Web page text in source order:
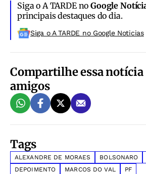
Siga o A TARDE noGoogle
principais destaques do dia.
Siga o A TARDE no Google Noticias
Compartilhe essa notícia
amigos
Tags
ALEXANDRE DE MORAES BOLSONARO
DEPOIMENTO
MARCOS DO VAL PF